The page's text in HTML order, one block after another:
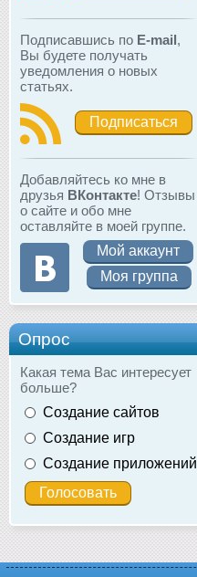
Подписавшись по E-mail,
Вы будете получать
уведомления о новых
статьях.
Подписаться
Добавляйтесь ко мне в
друзья ВКонтакте! Отзывы
о сайте и обо мне
оставляйте в моей группе.
Мой аккаунт
Моя группа
Опрос
Какая тема Вас интересует
больше?
Создание сайтов
Создание игр
Создание приложений